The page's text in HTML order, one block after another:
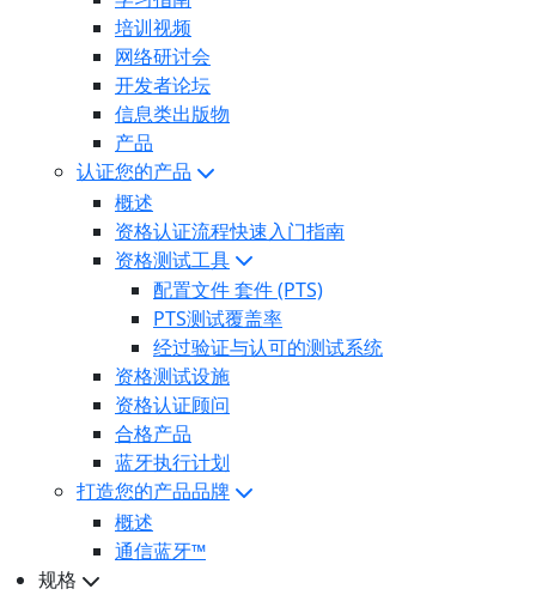
培训视频
网络研讨会
开发者论坛
信息类出版物
产品
认证您的产品
概述
资格认证流程快速入门指南
资格测试工具
配置文件 套件 (PTS)
PTS测试覆盖率
经过验证与认可的测试系统
资格测试设施
资格认证顾问
合格产品
蓝牙执行计划
打造您的产品品牌
概述
通信蓝牙™
规格